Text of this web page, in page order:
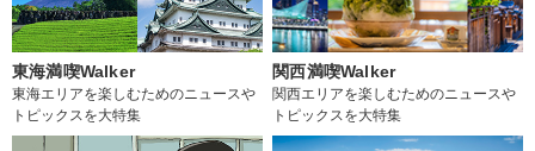
東海満喫Walker
東海エリアを楽しむためのニュースや
トピックスを大特集
関西満喫Walker
関西エリアを楽しむためのニュースや
トピックスを大特集